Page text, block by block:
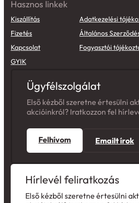
Kiszállítás
Fizetés
Kapcsolat
GYIK
Általános
Fogyasztói
Első kézből szeretne értesülni
akcióinkról? Iratkozzon fel
Felhívom
Hírlevél feliratkozás
Első kézből szeretne értesülni
akcióinkról? Iratkozzon fel